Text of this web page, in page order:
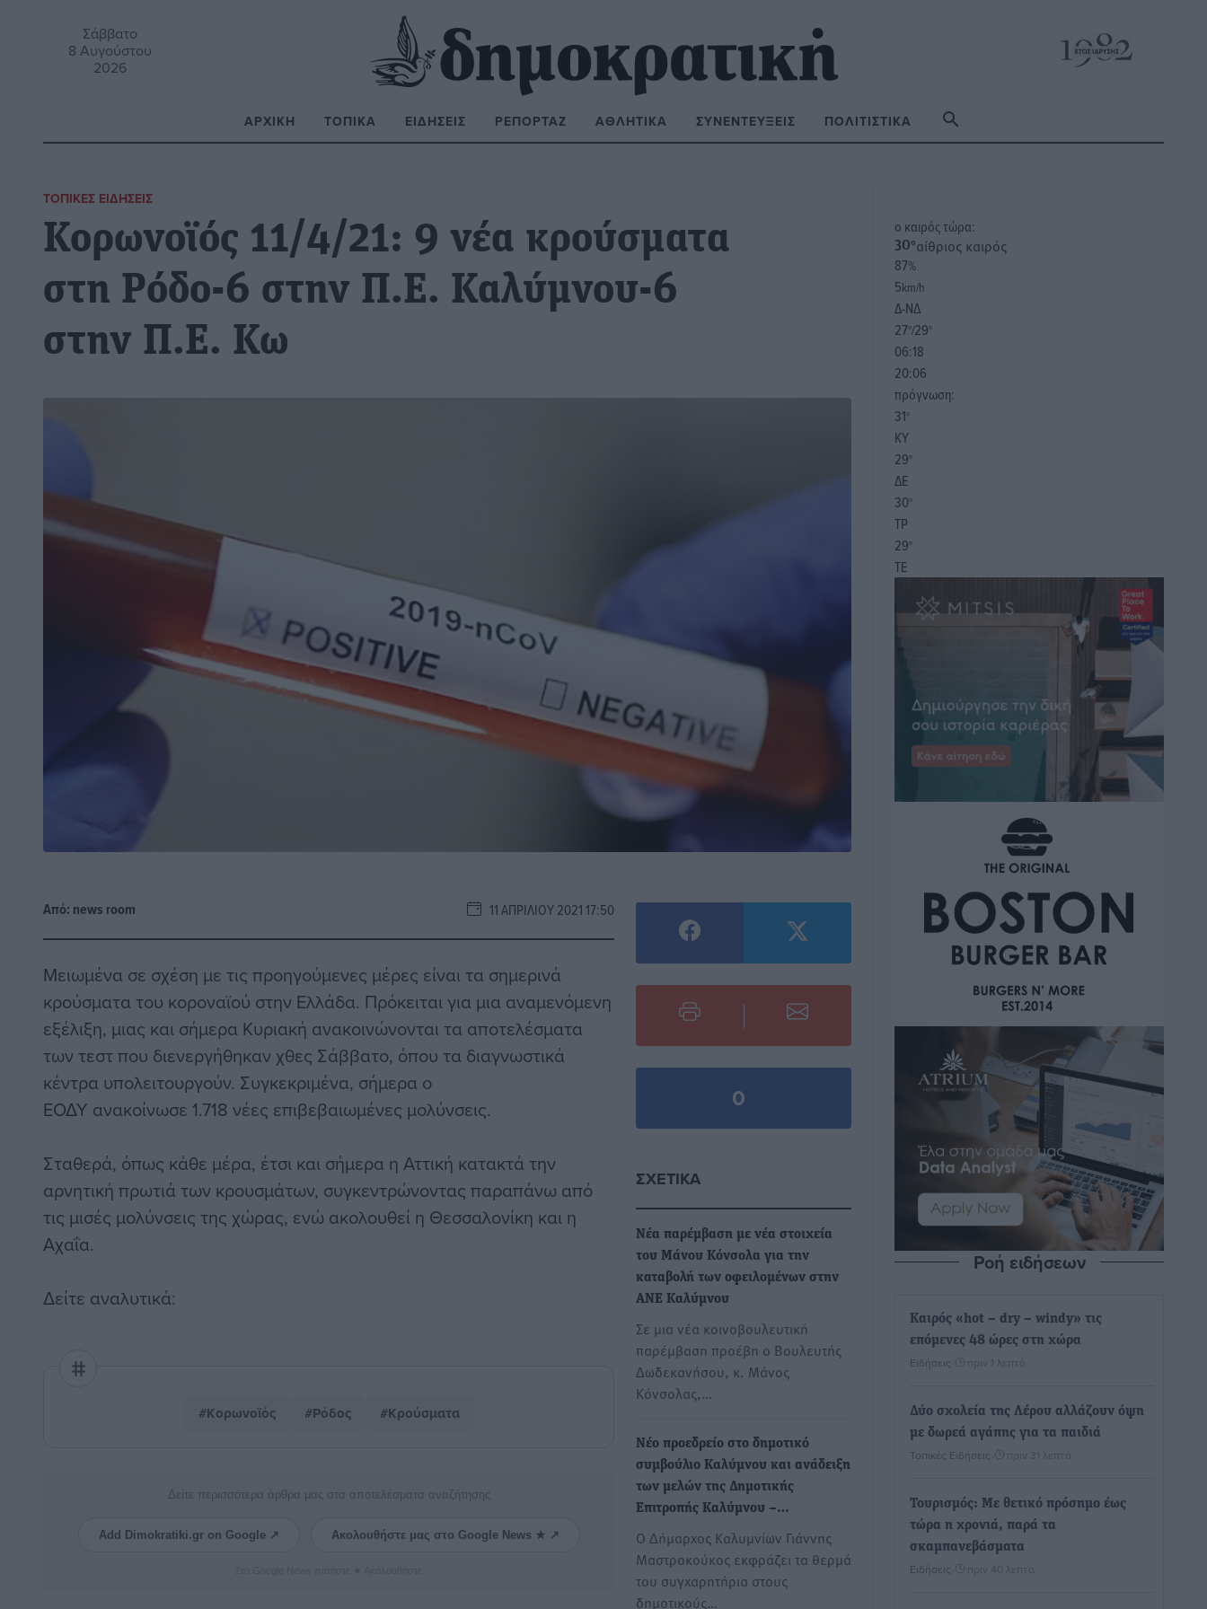
Σάββατο
8 Αυγούστου
2026
ΑΡΧΙΚΉ ΤΟΠΙΚΆ ΕΙΔΉΣΕΙΣ ΡΕΠΟΡΤΆΖ ΑΘΛΗΤΙΚΆ ΣΥΝΕΝΤΕΎΞΕΙΣ ΠΟΛΙΤΙΣΤΙΚΆ
ΤΟΠΙΚΈΣ ΕΙΔΉΣΕΙΣ
Κορωνοϊός 11/4/21: 9 νέα κρούσματα
στη Ρόδο-6 στην Π.Ε. Καλύμνου-6
στην Π.Ε. Κω
Από: news room 11 ΑΠΡΙΛΊΟΥ 2021 17:50
Μειωμένα σε σχέση με τις προηγούμενες μέρες είναι τα σημερινά
κρούσματα του κοροναϊού στην Ελλάδα. Πρόκειται για μια αναμενόμενη
εξέλιξη, μιας και σήμερα Κυριακή ανακοινώνονται τα αποτελέσματα
των τεστ που διενεργήθηκαν χθες Σάββατο, όπου τα διαγνωστικά
κέντρα υπολειτουργούν. Συγκεκριμένα, σήμερα ο
ΕΟΔΥ ανακοίνωσε 1.718 νέες επιβεβαιωμένες μολύνσεις.
Σταθερά, όπως κάθε μέρα, έτσι και σήμερα η Αττική κατακτά την
αρνητική πρωτιά των κρουσμάτων, συγκεντρώνοντας παραπάνω από
τις μισές μολύνσεις της χώρας, ενώ ακολουθεί η Θεσσαλονίκη και η
Αχαΐα.
Δείτε αναλυτικά:
#Κορωνοϊός #Ρόδος #Κρούσματα
Δείτε περισσότερα άρθρα μας στα αποτελέσματα αναζήτησης
Add Dimokratiki.gr on Google ↗ Ακολουθήστε μας στο Google News ★ ↗
0
ΣΧΕΤΙΚΆ
Νέα παρέμβαση με νέα στοιχεία
του Μάνου Κόνσολα για την
καταβολή των οφειλομένων στην
ΑΝΕ Καλύμνου
Σε μια νέα κοινοβουλευτική
παρέμβαση προέβη ο Βουλευτής
Δωδεκανήσου, κ. Μάνος
Κόνσολας,…
Νέο προεδρείο στο δημοτικό
συμβούλιο Καλύμνου και ανάδειξη
των μελών της Δημοτικής
Επιτροπής Καλύμνου –…
Ο Δήμαρχος Καλυμνίων Γιάννης
Μαστροκούκος εκφράζει τα θερμά
του συγχαρητήρια στους
δημοτικούς…
o καιρός τώρα:
30°αίθριος καιρός
87%
5km/h
Δ-ΝΔ
27°/29°
06:18
20:06
πρόγνωση:
31°
ΚΥ
29°
ΔΕ
30°
ΤΡ
29°
ΤΕ
Ροή ειδήσεων
Καιρός «hot – dry – windy» τις
επόμενες 48 ώρες στη χώρα
Ειδήσεις πριν 1 λεπτό
Δύο σχολεία της Λέρου αλλάζουν όψη
με δωρεά αγάπης για τα παιδιά
Τοπικές Ειδήσεις πριν 31 λεπτά
Τουρισμός: Με θετικό πρόσημο έως
τώρα η χρονιά, παρά τα
σκαμπανεβάσματα
Ειδήσεις πριν 40 λεπτά